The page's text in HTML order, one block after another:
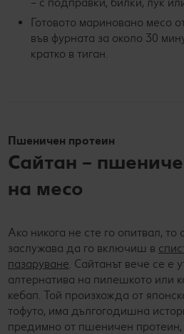
Готовото мариновано месо
във фурната за около 30
кратко в тиган.
Пшеничен протеин
Сайтан –
на месо
Ако никога не сте го опитвал,
заслужава да го включиш в
пазаруване . Сайтанът вече се е
алтернатива на пилешкото или
кебап. Той произхожда от
тофуто, има дългогодишна
предимно от пшеничен протеин,